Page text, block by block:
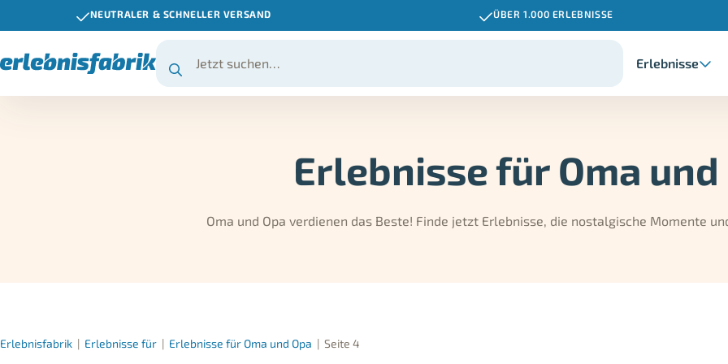
NEUTRALER & SCHNELLER VERSAND ÜBER 1.000 ERLEBNISSE
Erlebnisse
Erlebnisse für Oma und
Oma und Opa verdienen das Beste! Finde jetzt Erlebnisse, die nostalgische Momente
Erlebnisfabrik | Erlebnisse für | Erlebnisse für Oma und Opa | Seite 4